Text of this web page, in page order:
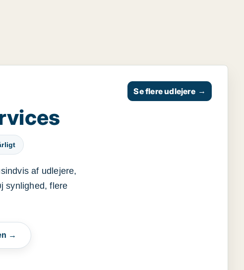
af udlejere,
synlighed, flere
→
Se flere udlejere →